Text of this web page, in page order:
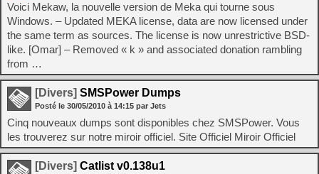
Voici Mekaw, la nouvelle version de Meka qui tourne sous
Windows. – Updated MEKA license, data are now licensed under
the same term as sources. The license is now unrestrictive BSD-
like. [Omar] – Removed « k » and associated donation rambling
from …
[Divers] SMSPower Dumps
Posté le 30/05/2010 à 14:15 par Jets
Cinq nouveaux dumps sont disponibles chez SMSPower. Vous
les trouverez sur notre miroir officiel. Site Officiel Miroir Officiel
[Divers] Catlist v0.138u1